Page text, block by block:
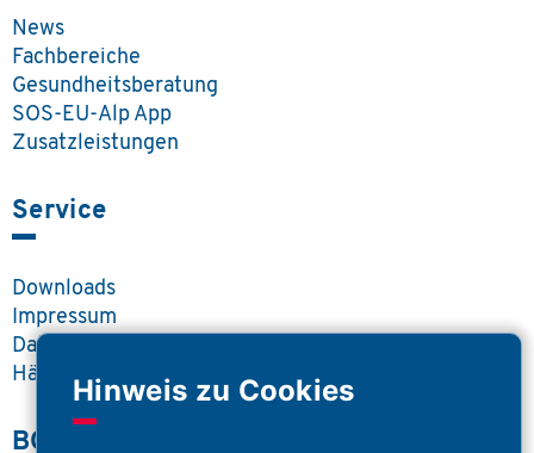
Hinweis zu Cookies
News
Fachbereiche
Gesundheitsberatung
SOS-EU-Alp App
Zusatzleistungen
Service
Downloads
Impressum
Datenschutz
Häufige Fragen
BOS Portal